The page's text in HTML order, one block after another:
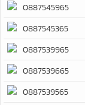
0887545965
0887545365
0887539965
0887539665
0887539565